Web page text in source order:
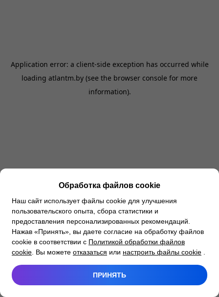
Application error: a client-side exception has occurred while
loading atlantm.by (see the browser console for more
information).
Обработка файлов cookie
Наш сайт использует файлы cookie для улучшения
пользовательского опыта, сбора статистики и
предоставления персонализированных рекомендаций.
Нажав «Принять», вы даете согласие на обработку файлов
cookie в соответствии с Политикой обработки файлов
cookie . Вы можете отказаться или настроить файлы cookie
ПРИНЯТЬ